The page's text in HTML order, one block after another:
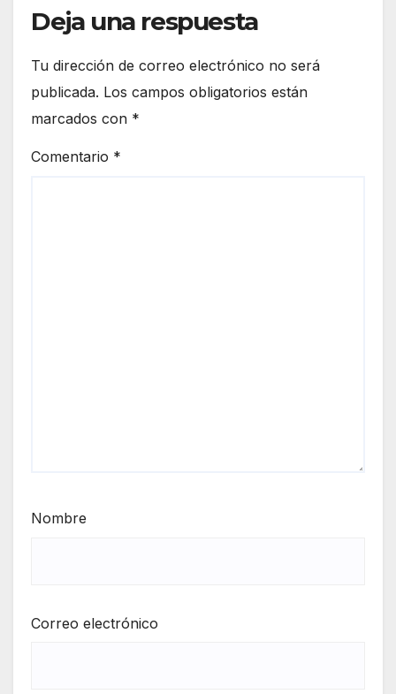
Deja una respuesta
Tu dirección de correo electrónico no será
publicada. Los campos obligatorios están
marcados con *
Comentario *
Nombre
Correo electrónico